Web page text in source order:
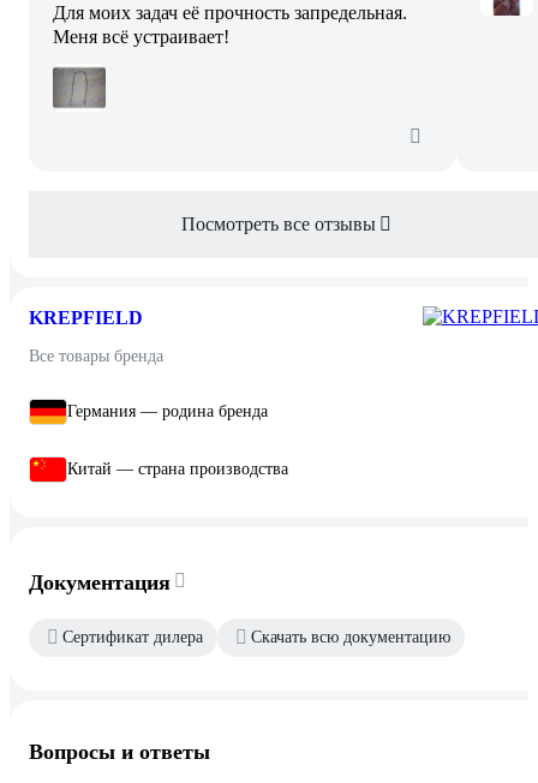
Для моих задач её прочность запредельная.
Меня всё устраивает!
Посмотреть все отзывы
KREPFIELD
Все товары бренда
Германия — родина бренда
Китай — страна производства
Документация
Сертификат дилера Скачать всю документацию
Вопросы и ответы